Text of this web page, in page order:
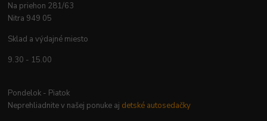
Na priehon 281/63
Nitra 949 05
Sklad a výdajné miesto
9.30 - 15.00
Pondelok - Piatok
Neprehliadnite v našej ponuke aj detské autosedačky